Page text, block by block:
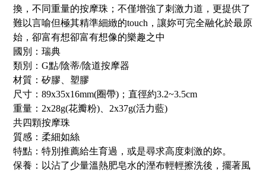
換，不同重量的按摩珠；不僅增強了刺激力道，更提供了
難以言喻但極其精準細緻的touch，讓妳可完全融化於最原
始，卻富有想卻富有想像的樂趣之中
國別：瑞典
類別：G點/陰蒂/陰道按摩器
材質：矽膠、塑膠
尺寸：89x35x16mm(圈帶)；直徑約3.2~3.5cm
重量：2x28g(花瓣粉)、2x37g(活力藍)
共四顆按摩珠
質感：柔細如絲
特點：特別推薦給生育過，或是尋求高度刺激的妳。
保養：以沾了少量溫熱肥皂水的溼布輕輕擦洗後，擺著風